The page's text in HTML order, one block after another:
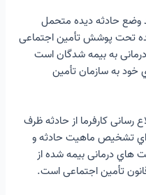
وضع حادثه دیده متحمل
تحت پوشش تأمین اجتماعی
به بیمه شدگان است
خود به سازمان تأمین
رسانی کارفرما از حادثه ظرف
تشخیص ماهیت حادثه و
هاي درمانی بیمه شده از
تأمین اجتماعی است.